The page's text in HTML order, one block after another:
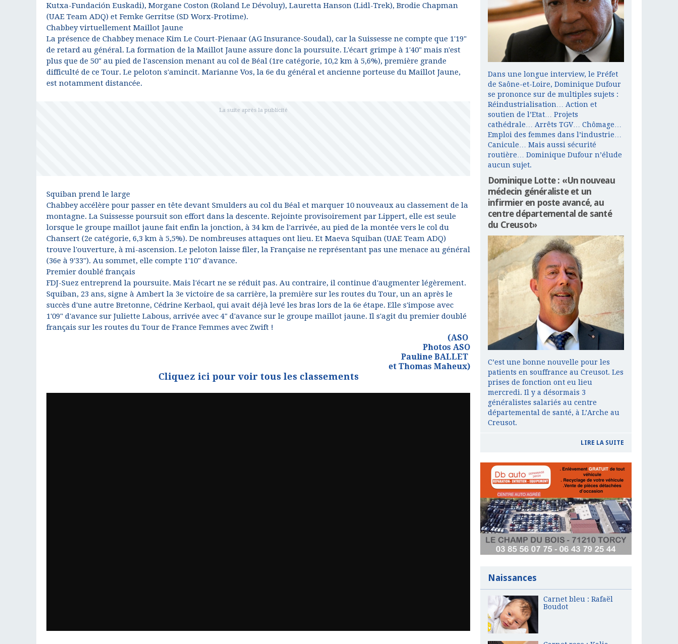
Kutxa-Fundación Euskadi), Morgane Coston (Roland Le Dévoluy), Lauretta Hanson (Lidl-Trek), Brodie Chapman
(UAE Team ADQ) et Femke Gerritse (SD Worx-Protime).
Chabbey virtuellement Maillot Jaune
La présence de Chabbey menace Kim Le Court-Pienaar (AG Insurance-Soudal), car la Suissesse ne compte que 1'19"
de retard au général. La formation de la Maillot Jaune assure donc la poursuite. L'écart grimpe à 1'40" mais n'est
plus que de 50" au pied de l'ascension menant au col de Béal (1re catégorie, 10,2 km à 5,6%), première grande
difficulté de ce Tour. Le peloton s'amincit. Marianne Vos, la 6e du général et ancienne porteuse du Maillot Jaune,
est notamment distancée.
Squiban prend le large
Chabbey accélère pour passer en tête devant Smulders au col du Béal et marquer 10 nouveaux au classement de la
montagne. La Suissesse poursuit son effort dans la descente. Rejointe provisoirement par Lippert, elle est seule
lorsque le groupe maillot jaune fait enfin la jonction, à 34 km de l'arrivée, au pied de la montée vers le col du
Chansert (2e catégorie, 6,3 km à 5,5%). De nombreuses attaques ont lieu. Et Maeva Squiban (UAE Team ADQ)
trouve l'ouverture, à mi-ascension. Le peloton laisse filer, la Française ne représentant pas une menace au général
(36e à 9'33"). Au sommet, elle compte 1'10" d'avance.
Premier doublé français
FDJ-Suez entreprend la poursuite. Mais l'écart ne se réduit pas. Au contraire, il continue d'augmenter légèrement.
Squiban, 23 ans, signe à Ambert la 3e victoire de sa carrière, la première sur les routes du Tour, un an après le
succès d'une autre Bretonne, Cédrine Kerbaol, qui avait déjà levé les bras lors de la 6e étape. Elle s'impose avec
1'09" d'avance sur Juliette Labous, arrivée avec 4" d'avance sur le groupe maillot jaune. Il s'agit du premier doublé
français sur les routes du Tour de France Femmes avec Zwift !
(ASO
Photos ASO
Pauline BALLET
et Thomas Maheux)
Cliquez ici pour voir tous les classements
Dans une longue interview, le Préfet
de Saône-et-Loire, Dominique Dufour
se prononce sur de multiples sujets :
Réindustrialisation… Action et
soutien de l’Etat… Projets
cathédrale… Arrêts TGV… Chômage…
Emploi des femmes dans l’industrie…
Canicule… Mais aussi sécurité
routière… Dominique Dufour n’élude
aucun sujet.
Dominique Lotte : «Un nouveau
médecin généraliste et un
infirmier en poste avancé, au
centre départemental de santé
du Creusot»
C’est une bonne nouvelle pour les
patients en souffrance au Creusot. Les
prises de fonction ont eu lieu
mercredi. Il y a désormais 3
généralistes salariés au centre
départemental de santé, à L’Arche au
Creusot.
LIRE LA SUITE
Naissances
Carnet bleu : Rafaël
Boudot